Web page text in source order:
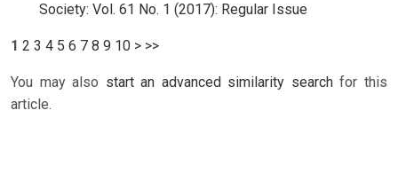
Society: Vol. 61 No. 1 (2017): Regular Issue
1 2 3 4 5 6 7 8 9 10 > >>
You may also start an advanced similarity searchfor this
article.